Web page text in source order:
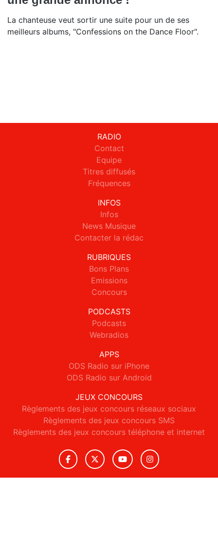
La chanteuse veut sortir une suite pour un de ses
meilleurs albums, "Confessions on the Dance Floor".
RADIO
Contact
Equipe
Titres diffusés
Fréquences
INFOS
Infos
News Musique
Contacter la rédac
RUBRIQUES
Bons Plans
Emissions
Concours
PODCASTS
Podcasts
Webradios
APPS
ODS Radio sur iPhone
ODS Radio sur Android
JEUX CONCOURS
Règlements des jeux concours réseaux sociaux
Règlements des jeux concours SMS
Règlements des jeux concours téléphone et internet